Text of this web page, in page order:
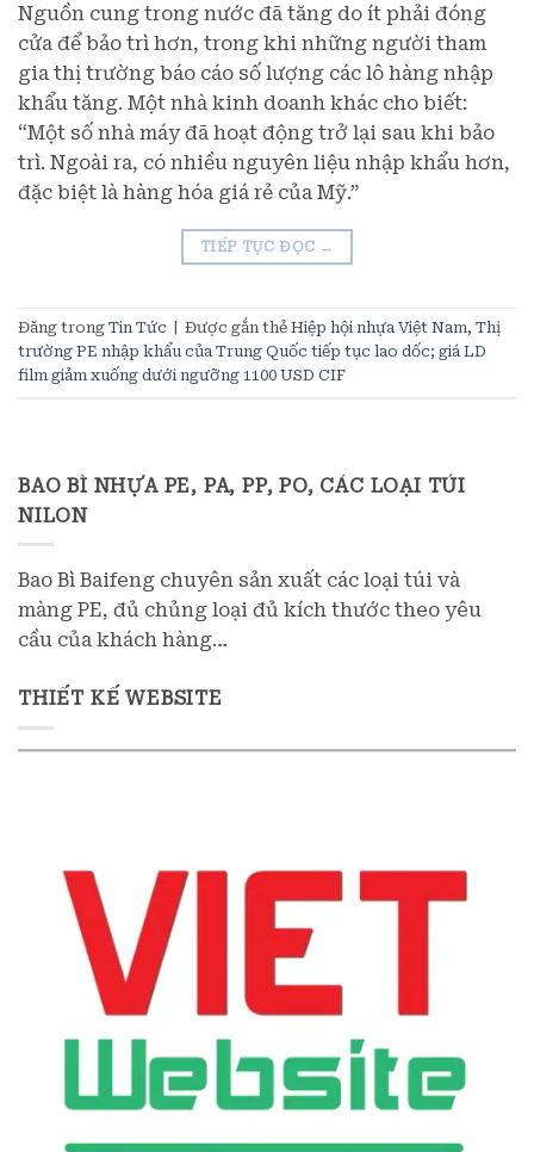
Nguồn cung trong nước đã tăng do ít phải đóng
cửa để bảo trì hơn, trong khi những người tham
gia thị trường báo cáo số lượng các lô hàng nhập
khẩu tăng. Một nhà kinh doanh khác cho biết:
“Một số nhà máy đã hoạt động trở lại sau khi bảo
trì. Ngoài ra, có nhiều nguyên liệu nhập khẩu hơn,
đặc biệt là hàng hóa giá rẻ của Mỹ.”
TIẾP TỤC ĐỌC →
Đăng trong Tin Tức Được gắn thẻ Hiệp hội nhựa Việt Nam, Thị
trường PE nhập khẩu của Trung Quốc tiếp tục lao dốc; giá LD
film giảm xuống dưới ngưỡng 1100 USD CIF
BAO BÌ NHỰA PE, PA, PP, PO, CÁC LOẠI TÚI
NILON
Bao Bì Baifeng chuyên sản xuất các loại túi và
màng PE, đủ chủng loại đủ kích thước theo yêu
cầu của khách hàng…
THIẾT KẾ WEBSITE